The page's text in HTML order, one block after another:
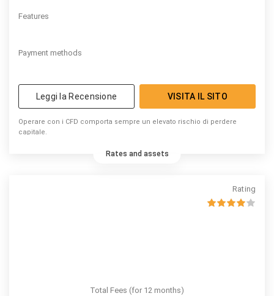
Features
Payment methods
Leggi la Recensione VISITA IL SITO
Operare con i CFD comporta sempre un elevato rischio di perdere
capitale.
Rates and assets
Rating
Total Fees (for 12 months)